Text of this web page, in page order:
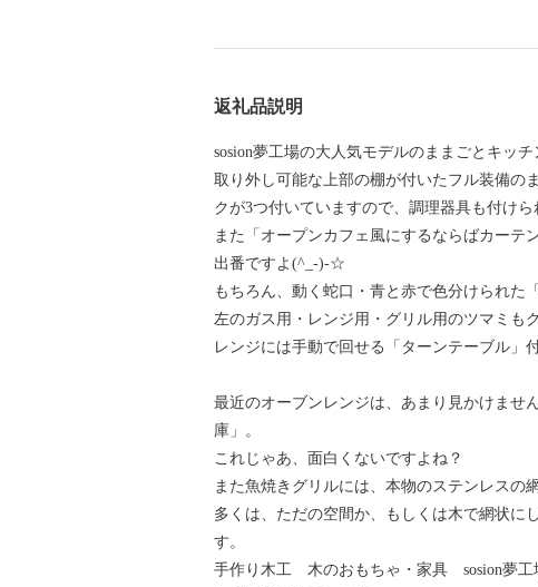
返礼品説明
sosion夢工場の大人気モデルのままごとキッチ
取り外し可能な上部の棚が付いたフル装備の
クが3つ付いていますので、調理器具も付けら
また「オープンカフェ風にするならばカーテ
出番ですよ(^_-)-☆
もちろん、動く蛇口・青と赤で色分けられた
左のガス用・レンジ用・グリル用のツマミ
レンジには手動で回せる「ターンテーブル」
最近のオーブンレンジは、あまり見かけませ
庫」。
これじゃあ、面白くないですよね？
また魚焼きグリルには、本物のステンレスの
多くは、ただの空間か、もしくは木で網状に
す。
手作り木工 木のおもちゃ・家具 sosion夢工